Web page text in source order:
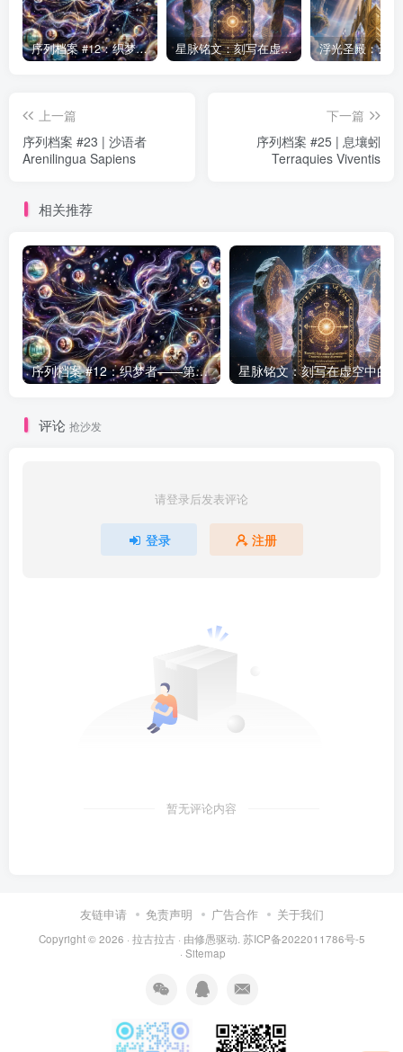
序列档案 #12：织梦者——第七序列的编织者 星脉铭文：刻写在虚空中的永恒律法
上一篇
序列档案 #23 | 沙语者
Arenilingua Sapiens
下一篇
序列档案 #25 | 息壤蚓
Terraquies Viventis
相关推荐
序列档案 #12：织梦者——第七序列的编织者
评论 抢沙发
请登录后发表评论
登录 注册
暂无评论内容
友链申请 免责声明 广告合作 关于我们
Copyright © 2026 · 拉古拉古 · 由修愚驱动. 苏ICP备2022011786号-5
· Sitemap